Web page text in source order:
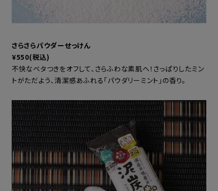
さらさらパウダーせっけん
¥550(税込)
不快なベタつきをオフして、さらふわな素肌へ！さっぱりしたミン
トがただよう、清潔感あふれる「パウダリーミント」の香り。